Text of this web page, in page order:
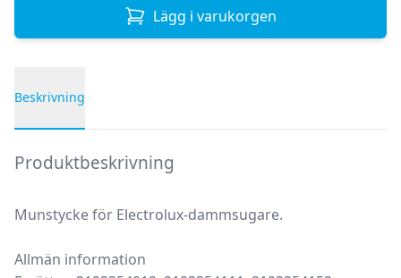
Lägg i varukorgen
Beskrivning
Produktbeskrivning
Munstycke för Electrolux-dammsugare.
Allmän information